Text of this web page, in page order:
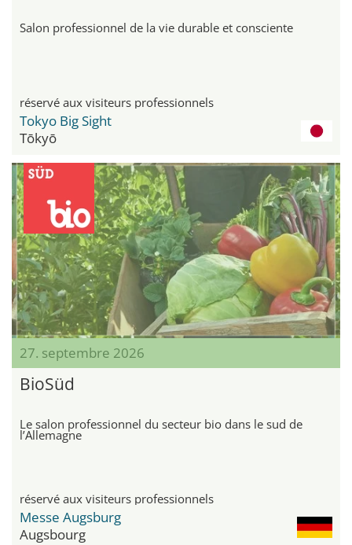
Salon professionnel de la vie durable et consciente
réservé aux visiteurs professionnels
Tokyo Big Sight
Tōkyō
27. septembre 2026
BioSüd
Le salon professionnel du secteur bio dans le sud de
l’Allemagne
réservé aux visiteurs professionnels
Messe Augsburg
Augsbourg